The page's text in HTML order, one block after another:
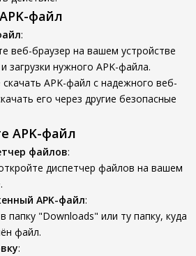
файл
:
веб-браузер на вашем устройстве
загрузки нужного APK-файла.
APK-файл с надежного веб-
его через другие безопасные
APK-файл
файлов:
диспетчер файлов на вашем
APK-файл:
папку "Downloads" или ту папку, куда
файл.
: